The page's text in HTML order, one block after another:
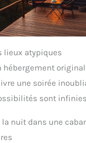
lieux atypiques
hébergement
une soirée
sont
la nuit dans une